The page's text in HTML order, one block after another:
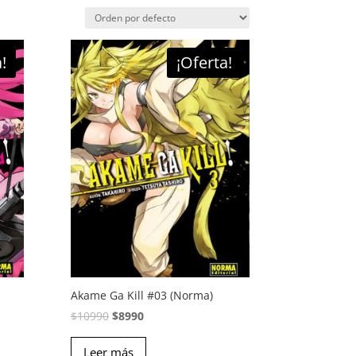
¡Oferta!
Akame Ga Kill #03 (Norma)
$10990 El
precio
original
$8990El
precio
Leer más